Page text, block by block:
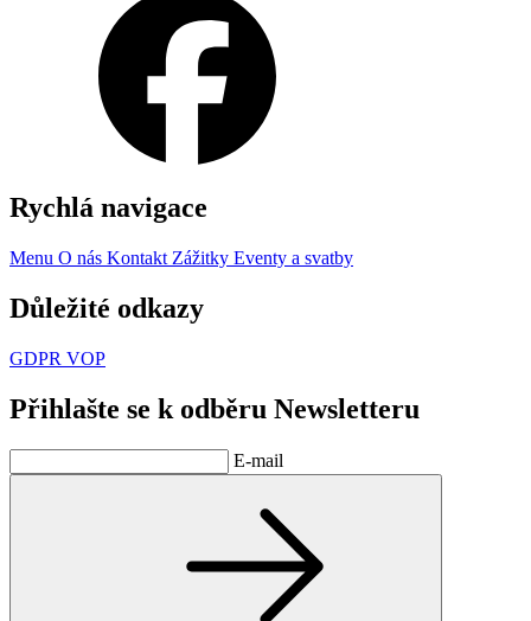
Rychlá navigace
Menu O nás Kontakt Zážitky Eventy a svatby
Důležité odkazy
GDPR VOP
Přihlašte se k odběru Newsletteru
E-mail